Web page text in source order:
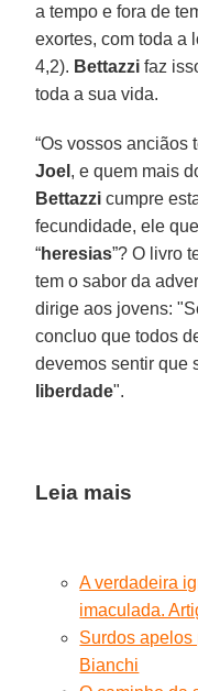
a tempo e fora de
exortes, com toda a
4,2). Bettazzi faz
toda a sua vida.
“Os vossos anciãos
Joel , e quem mais
Bettazzi cumpre
fecundidade, ele
“heresias”? O livro
tem o sabor da
dirige aos jovens:
concluo que todos
devemos sentir que
liberdade".
Leia mais
A verdadeira
imaculada.
Surdos apelos
Bianchi